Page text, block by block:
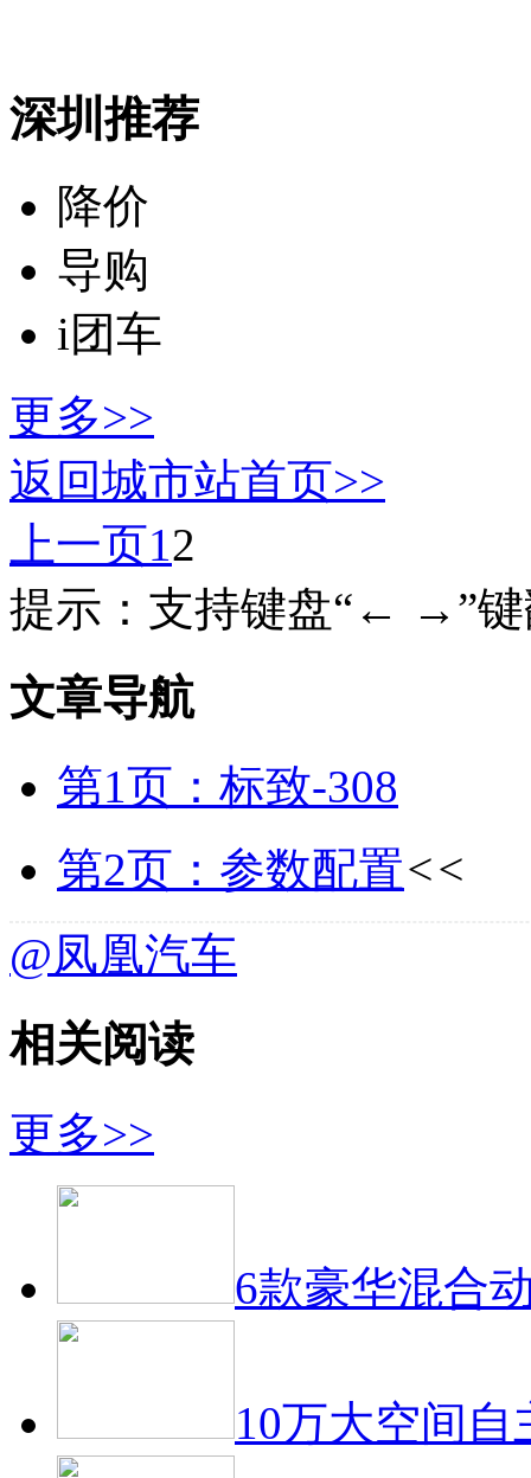
深圳推荐
降价
导购
i团车
更多>>
返回城市站首页>>
上一页12
提示：支持键盘“← →”键
文章导航
第1页：标致-308
第2页：参数配置<<
@凤凰汽车
相关阅读
更多>>
6款豪华混合
10万大空间自